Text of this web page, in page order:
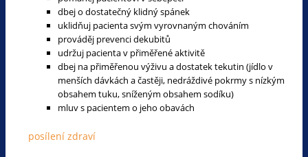
dbej o dostatečný klidný spánek
uklidňuj pacienta svým vyrovnaným chováním
prováděj prevenci dekubitů
udržuj pacienta v přiměřené aktivitě
dbej na přiměřenou výživu a dostatek tekutin (jídlo v
menších dávkách a častěji, nedráždivé pokrmy s nízkým
obsahem tuku, sníženým obsahem sodíku)
mluv s pacientem o jeho obavách
posílení zdraví